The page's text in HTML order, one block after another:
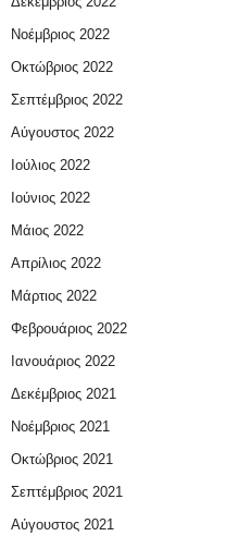
Νοέμβριος 2022
Οκτώβριος 2022
Σεπτέμβριος 2022
Αύγουστος 2022
Ιούλιος 2022
Ιούνιος 2022
Μάιος 2022
Απρίλιος 2022
Μάρτιος 2022
Φεβρουάριος 2022
Ιανουάριος 2022
Δεκέμβριος 2021
Νοέμβριος 2021
Οκτώβριος 2021
Σεπτέμβριος 2021
Αύγουστος 2021